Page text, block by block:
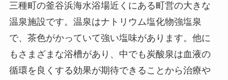
三種町の釜谷浜海水浴場近くにある町営の大きな
温泉施設です。温泉はナトリウム塩化物強塩泉
で、茶色がかっていて強い塩味があります。他に
もさまざまな浴槽があり、中でも炭酸泉は血液の
循環を良くする効果が期待できることから治療や